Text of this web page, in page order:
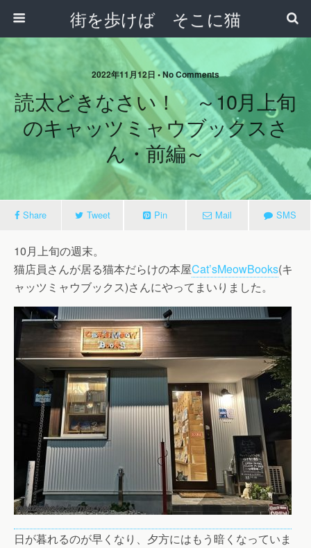
街を歩けば そこに猫
2022年11月12日 • No Comments
読太どきなさい！ ～10月上旬
のキャッツミャウブックスさ
ん・前編～
Share Tweet Pin Mail SMS
10月上旬の週末。
猫店員さんが居る猫本だらけの本屋Cat’sMeowBooks(キ
ャッツミャウブックス)さんにやってまいりました。
日が暮れるのが早くなり、夕方にはもう暗くなっていま